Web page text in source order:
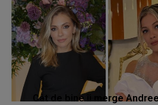
Cât de bine îi merge